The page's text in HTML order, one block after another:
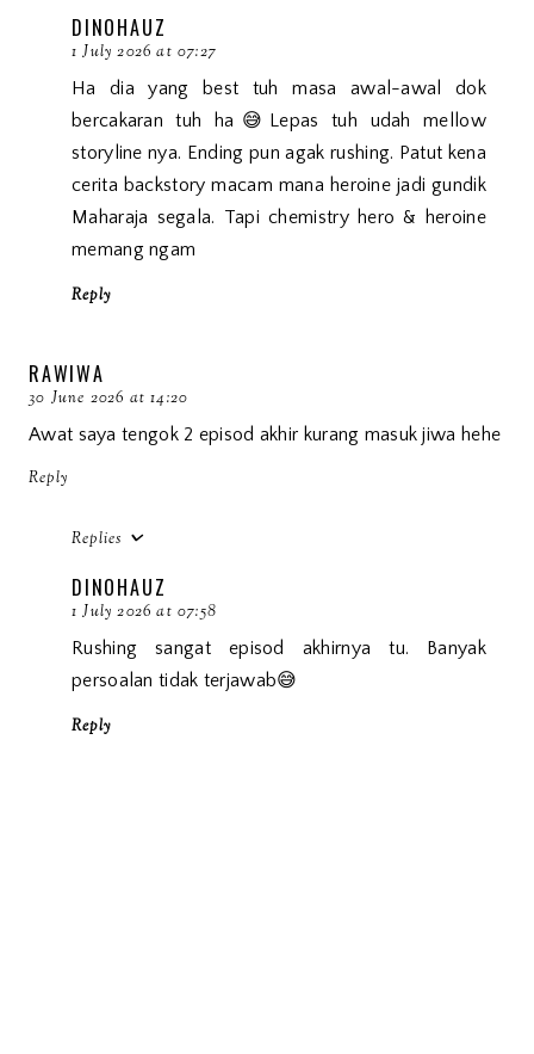
DINOHAUZ
1 July 2026 at 07:27
Ha dia yang best tuh masa awal-awal dok
bercakaran tuh ha😅Lepas tuh udah mellow
storyline nya. Ending pun agak rushing. Patut kena
cerita backstory macam mana heroine jadi gundik
Maharaja segala. Tapi chemistry hero & heroine
memang ngam
Reply
RAWIWA
30 June 2026 at 14:20
Awat saya tengok 2 episod akhir kurang masuk jiwa hehe
Reply
Replies
DINOHAUZ
1 July 2026 at 07:58
Rushing sangat episod akhirnya tu. Banyak
persoalan tidak terjawab😅
Reply